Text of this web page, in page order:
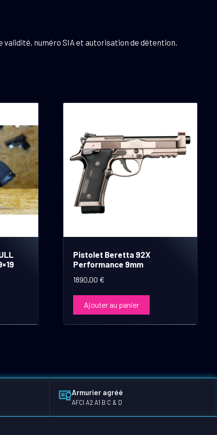
numéro SIA et autorisation de détention.
Pistolet Beretta 92X
Performance 9mm
1890,00 €
Ajouter au panier
Armurier agréé
AFCI A2 A1 B C & D